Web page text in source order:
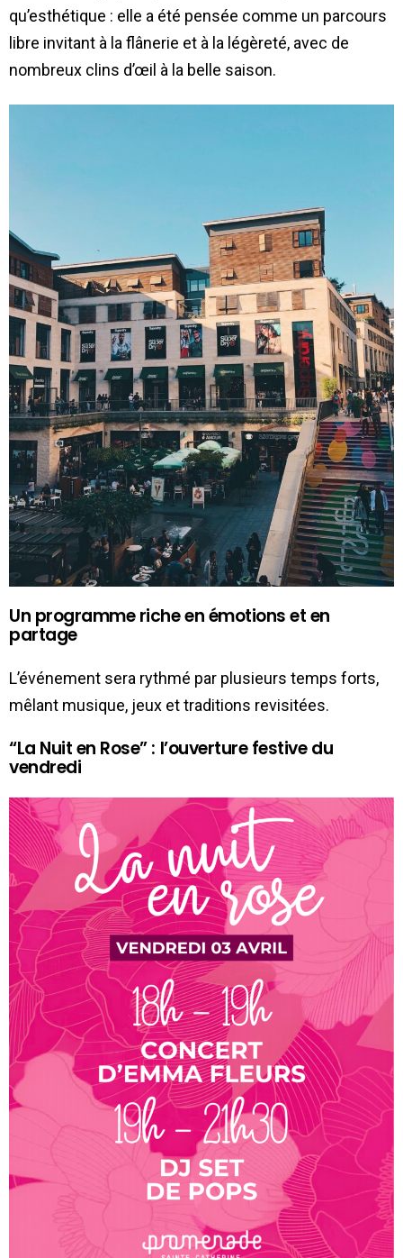
qu’esthétique : elle a été pensée comme un parcours
libre invitant à la flânerie et à la légèreté, avec de
nombreux clins d’œil à la belle saison.
Un programme riche en émotions et en
partage
L’événement sera rythmé par plusieurs temps forts,
mêlant musique, jeux et traditions revisitées.
“La Nuit en Rose” : l’ouverture festive du
vendredi